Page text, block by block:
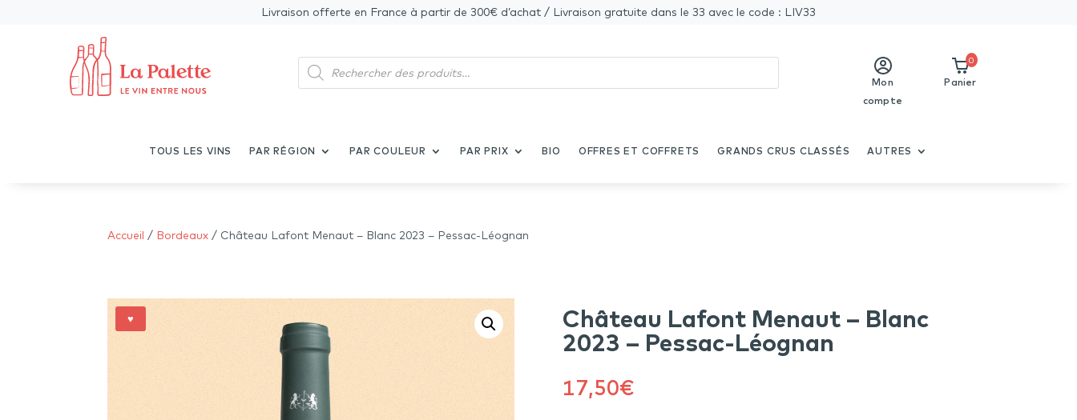
Livraison offerte en France à partir de 300€ d’achat / Livraison gratuite dans le 33 avec le code : LIV33
Recherche
de
produits
Mon
compte
Panier
0
TOUS LES VINS PAR RÉGION PAR COULEUR PAR PRIX BIO OFFRES ET COFFRETS GRANDS CRUS CLASSÉS AUTRES
Accueil / Bordeaux / Château Lafont Menaut – Blanc 2023 – Pessac-Léognan
♥ Château Lafont Menaut – Blanc
2023 – Pessac-Léognan
17,50€